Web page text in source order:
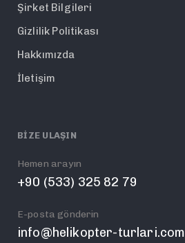
Şirket Bilgileri
Gizlilik Politikası
Hakkımızda
İletişim
BIZE ULAŞIN
Hemen arayın
+90 (533) 325 82 79
E-posta gönderin
info@helikopter-turlari.com